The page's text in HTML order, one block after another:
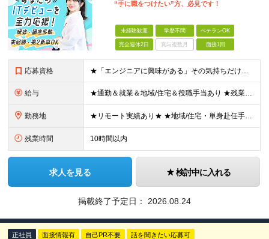
“手に職をつけたい”方、必見です！
未経験歓迎 学歴不問 ベテランOK
完全週休2日 賞与複数月 面接1回
応募資格 ★「エンジニアに興味がある」その気持ちだけでOK！ ■学歴不問 ■IT知識・実務経験は一切不問！未経験・第二新卒大歓迎 ★ITサポート・IT事務やエンジニアの経験をお持ちの方は優遇します！ 地方在住
給与 ★通勤＆就業＆地域/住宅＆役職手当あり ★残業代は全額支給 ★選べる給与制度あり！ ■東京・神奈川・千葉・埼玉勤務の場合 月給24.5万円～55万円＋諸手当 （残業代は全額支給） (20,000円の
勤務地 ★リモート実績あり★ ★地域/住宅・単身赴任手当などサポートも万全 ★転任費用や寮・社宅制度も完備しています ★勤務地については希望を考慮の上、決定します 『地元で働きたい』『新天地で挑戦したい』と
残業時間 10時間以内
求人を見る 検討中に入れる
掲載終了予定日： 2026.08.24
正社員 面接情報有 自己PR不要 話を聞きたい応募可